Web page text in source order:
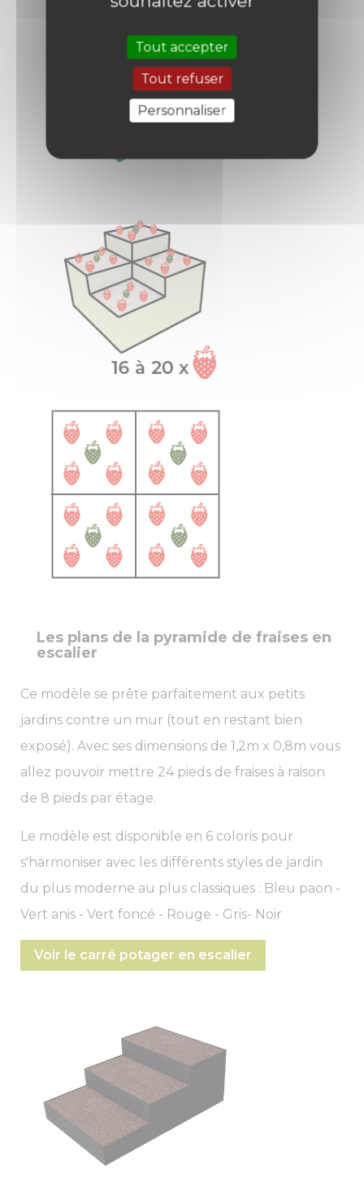
Les plans de la pyramide de fraises en
escalier
Ce modèle se prête parfaitement aux petits
jardins contre un mur (tout en restant bien
exposé). Avec ses dimensions de 1,2m x 0,8m vous
allez pouvoir mettre 24 pieds de fraises à raison
de 8 pieds par étage.
Le modèle est disponible en 6 coloris pour
s'harmoniser avec les différents styles de jardin
du plus moderne au plus classiques : Bleu paon -
Vert anis - Vert foncé - Rouge - Gris- Noir
Voir le carré potager en escalier
Tout accepter
Tout refuser
Personnaliser